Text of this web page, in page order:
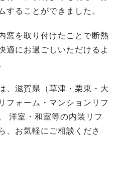
することができました。
窓を取り付けたことで断熱
適にお過ごしいただけるよ
、滋賀県（草津・栗東・大
フォーム・マンションリフ
洋室・和室等の内装リフ
、お気軽にご相談くださ